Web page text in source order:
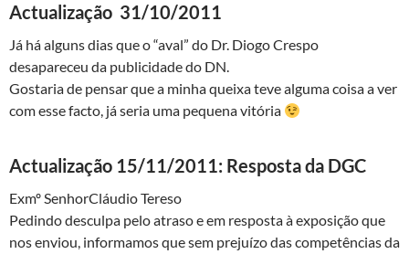
Actualização 31/10/2011
Já há alguns dias que o “aval” do Dr. Diogo Crespo
desapareceu da publicidade do DN.
Gostaria de pensar que a minha queixa teve alguma coisa a ver
com esse facto, já seria uma pequena vitória
Actualização 15/11/2011: Resposta da DGC
Exmº SenhorCláudio Tereso
Pedindo desculpa pelo atraso e em resposta à exposição que
nos enviou, informamos que sem prejuízo das competências da